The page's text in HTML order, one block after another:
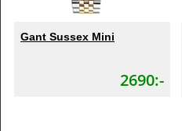
Gant Sussex Mini
2690:-